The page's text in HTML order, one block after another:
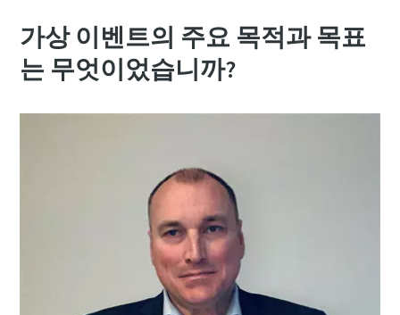
더 보기
더 보기
가상 이벤트의 주요 목적과 목표
는 무엇이었습니까?